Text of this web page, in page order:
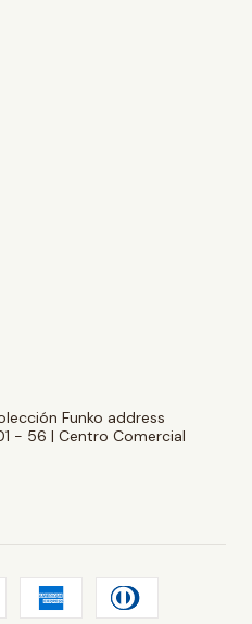
Funko address
- 56 | Centro Comercial